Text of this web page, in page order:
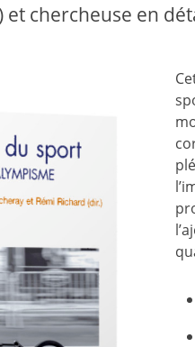
et chercheuse en